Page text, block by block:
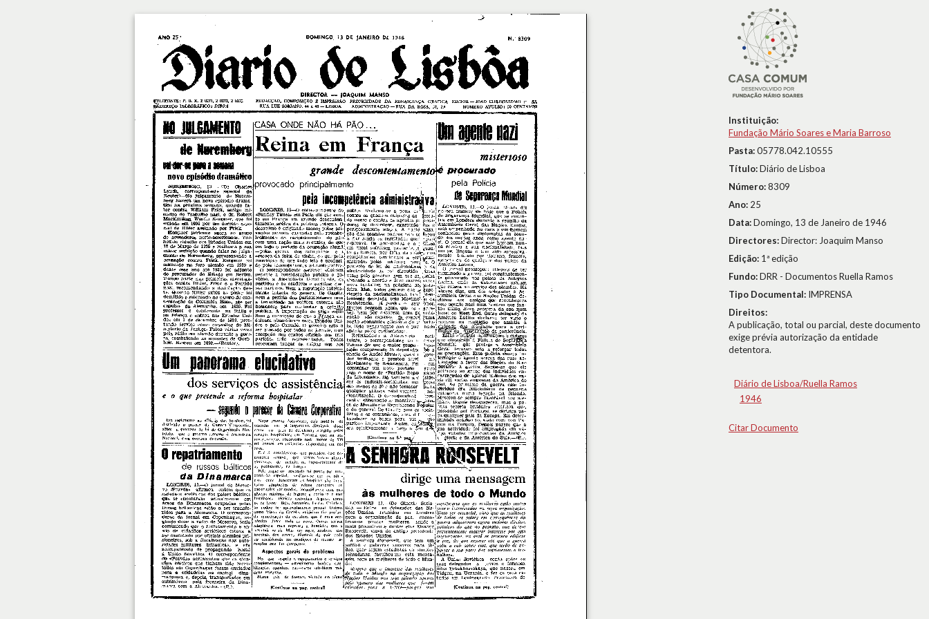
Instituição:
Fundação Mário Soares e Maria Barroso
Pasta:05778.042.10555
Título:Diário de Lisboa
Número:8309
Ano: 25
Data:Domingo, 13 de Janeiro de 1946
Directores:Director: Joaquim Manso
Edição: 1ª edição
Fundo:DRR - Documentos Ruella Ramos
Tipo Documental: IMPRENSA
Direitos:
A publicação, total ou parcial, deste documento
exige prévia autorização da entidade
detentora.
Diário de Lisboa/Ruella Ramos
1946
Citar Documento